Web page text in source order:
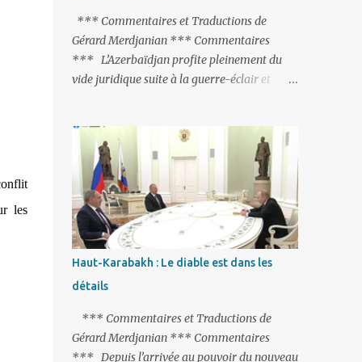
les
peine de mort est rétablie ; Et des menaces
non voilées envers les Etats-Unis : «Si Gülen
n'est pas extradé, les États-Unis sacrifieront
les relations bilatérales à cause de ce
*** Commentaires et Traductions de
Gérard Merdjanian *** Commentaires
*** L’Azerbaïdjan profite pleinement du
vide juridique suite à la guerre-éclair et
frontière entre l’Arménie et la Turquie
(268km) est essentiellement gardée par des
gardes-frontière russes rattachés à la base
militaire russe 102 de Gumri. On ne sait
jamais si l’envie prenait au zigoto d’en face
d’envoyer ses chars sur Erevan (1). Si les
221km de frontière avec le Nakhitchevan,
pas de problèmes majeurs, il n’en est pas de
même des 566km avec l’Azerbaïdjan. Bakou,
profitant de la faiblesse de l’Arménie et
surtout du fait que ce sont exclusivement des
Haut-Karabakh : Le diable est dans les
détails
*** Commentaires et Traductions de
Gérard Merdjanian *** Commentaires
*** Depuis l’arrivée au pouvoir du nouveau